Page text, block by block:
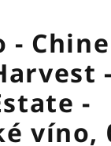
-
-
-
víno,